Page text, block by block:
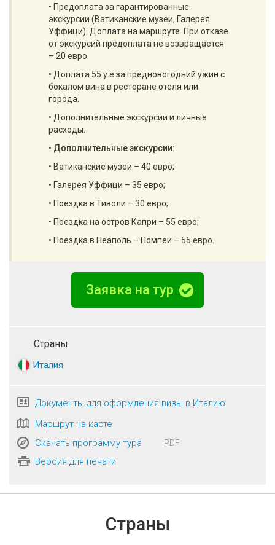
• Предоплата за гарантированные
экскурсии (Ватиканские музеи, Галерея
Уффици). Доплата на маршруте. При отказе
от экскурсий предоплата не возвращается
– 20 евро.
• Доплата 55 у.е.за предновогодний ужин с
бокалом вина в ресторане отеля или
города.
• Дополнительные экскурсии и личные
расходы.
• Дополнительные экскурсии:
• Ватиканские музеи – 40 евро;
• Галерея Уффици – 35 евро;
• Поездка в Тиволи – 30 евро;
• Поездка на остров Капри – 55 евро;
• Поездка в Неаполь – Помпеи – 55 евро.
Заявка на тур
Страны
Италия
Документы для оформления визы в Италию
Маршрут на карте
Скачать программу тура
PDF
Версия для печати
Страны